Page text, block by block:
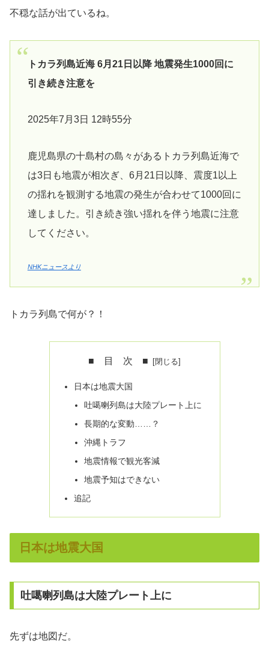
不穏な話が出ているね。
トカラ列島近海 6月21日以降 地震発生1000回に
引き続き注意を
2025年7月3日 12時55分
鹿児島県の十島村の島々があるトカラ列島近海で
は3日も地震が相次ぎ、6月21日以降、震度1以上
の揺れを観測する地震の発生が合わせて1000回に
達しました。引き続き強い揺れを伴う地震に注意
してください。
NHKニュースより
トカラ列島で何が？！
■ 目 次 ■
日本は地震大国
吐噶喇列島は大陸プレート上に
長期的な変動……？
沖縄トラフ
地震情報で観光客減
地震予知はできない
追記
日本は地震大国
吐噶喇列島は大陸プレート上に
先ずは地図だ。